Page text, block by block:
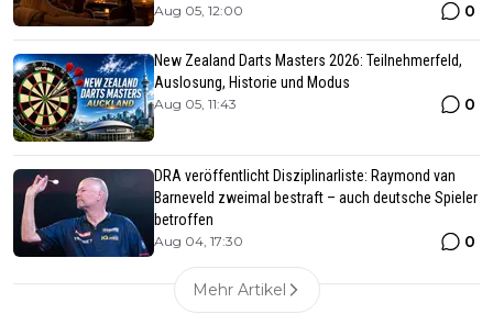
Aug 05, 12:00 0
New Zealand Darts Masters 2026: Teilnehmerfeld,
Auslosung, Historie und Modus
Aug 05, 11:43 0
DRA veröffentlicht Disziplinarliste: Raymond van
Barneveld zweimal bestraft – auch deutsche Spieler
betroffen
Aug 04, 17:30 0
Mehr Artikel